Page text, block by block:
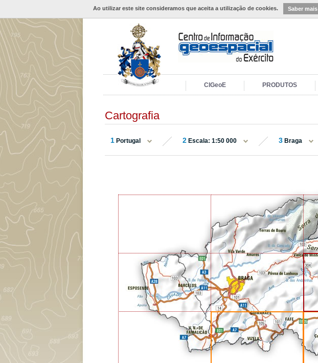
Ao utilizar este site consideramos que aceita a utilização de cookies. Saber mais
CIGeoE PRODUTOS
Cartografia
1 Portugal 2 Escala: 1:50 000 3 Braga